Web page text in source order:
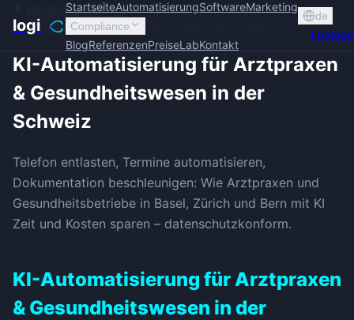
logi
StartseiteAutomatisierungSoftwareMarketing
Compliance
BlogReferenzenPreiseLabKontakt
de
Alle Artikel
Automatisierung
28. Juni 2026
KI-Automatisierung für Arztpraxen
& Gesundheitswesen in der
Schweiz
Telefon entlasten, Termine automatisieren,
Dokumentation beschleunigen: Wie Arztpraxen und
Gesundheitsbetriebe in Basel, Zürich und Bern mit KI
Zeit und Kosten sparen – datenschutzkonform.
KI-Automatisierung für Arztpraxen
& Gesundheitswesen in der